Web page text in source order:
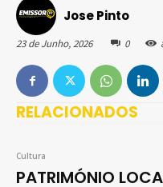
Jose Pinto
23 de Junho, 2026 0
RELACIONADOS
Cultura
PATRIMÓNIO